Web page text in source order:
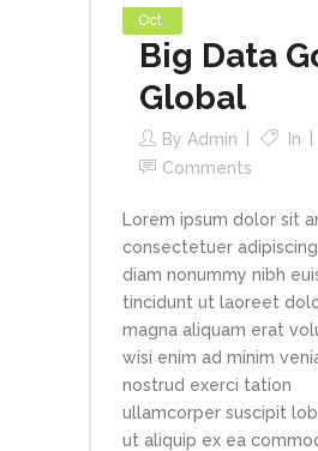
Oct
Big Data
Global
By Admin
In
Comments
Lorem ipsum dolor sit
consectetuer
diam nonummy nibh
tincidunt ut laoreet
magna aliquam erat
wisi enim ad minim
nostrud exerci tation
ullamcorper suscipit
ut aliquip ex ea